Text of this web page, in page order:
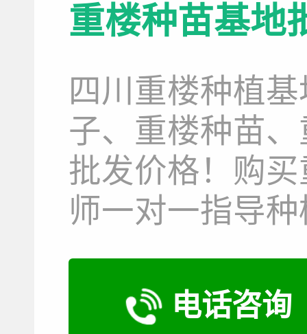
重楼种苗基地
四川重楼种植
子、重楼种苗
批发价格！购
师一对一指导
电话咨询